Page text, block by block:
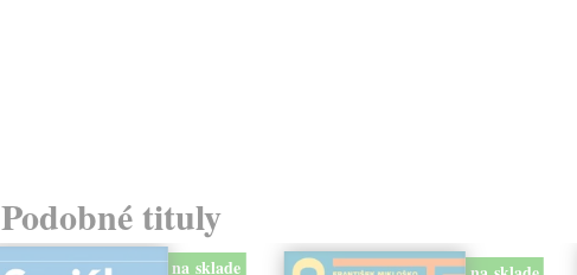
Podobné tituly
na sklade